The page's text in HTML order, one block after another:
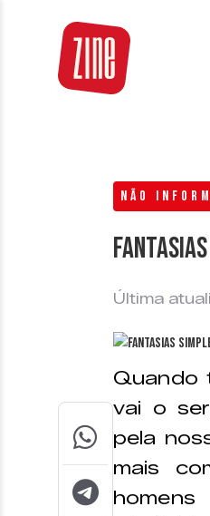
NÃO
Última
Quando
vai o
pela
mais